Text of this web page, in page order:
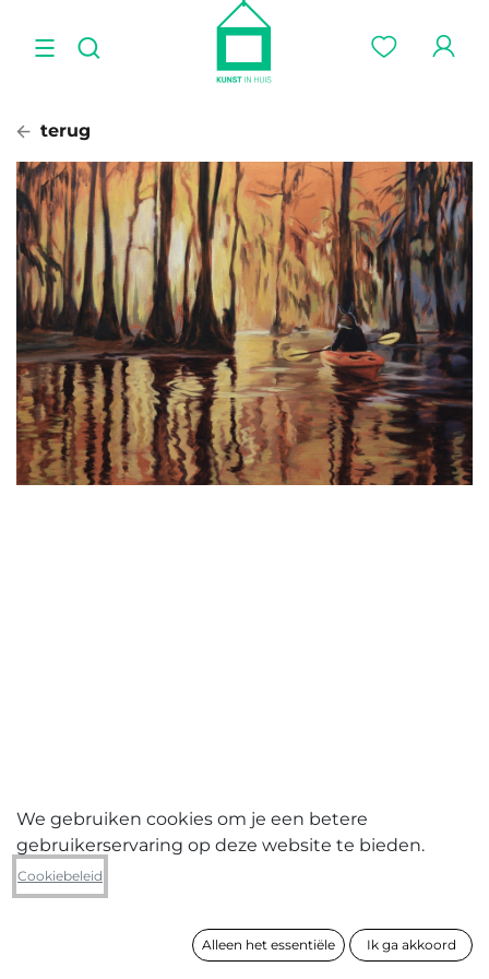
terug
Yves Gobart
Le Théâtre des Opérations- cap à
We gebruiken cookies om je een betere
gebruikerservaring op deze website te bieden.
Cookiebeleid
Alleen het essentiële Ik ga akkoord